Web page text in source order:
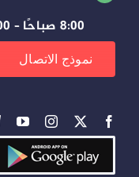
8:00 صباحًا – 3:00 مساءً
نموذج الاتصال